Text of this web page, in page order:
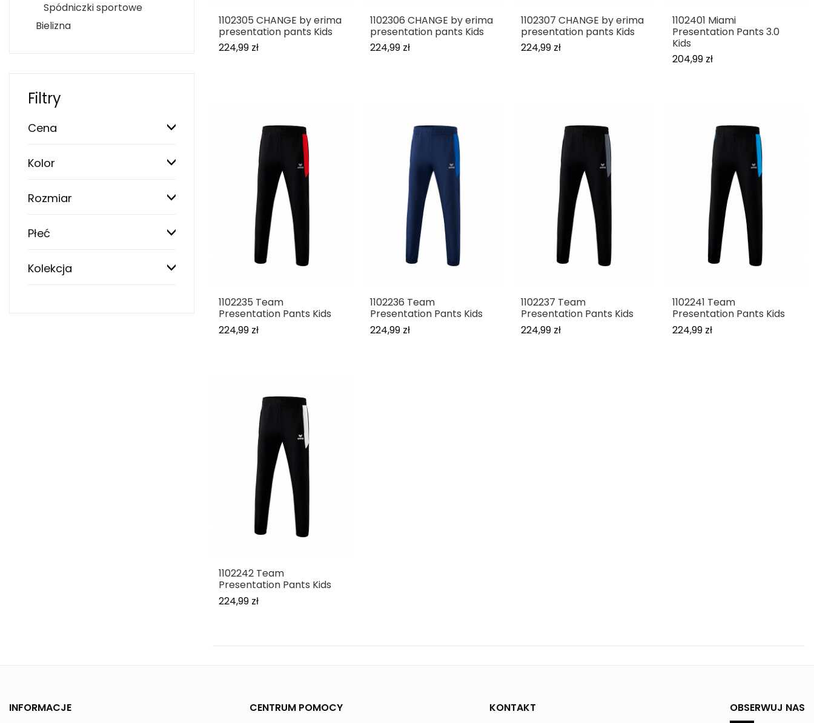
1102305 CHANGE by erima
presentation pants Kids
224,99 zł
1102306 CHANGE by erima
presentation pants Kids
224,99 zł
1102307 CHANGE by erima
presentation pants Kids
224,99 zł
1102401 Miami
Presentation Pants 3.0
Kids
204,99 zł
1102235 Team
Presentation Pants Kids
224,99 zł
1102236 Team
Presentation Pants Kids
224,99 zł
1102237 Team
Presentation Pants Kids
224,99 zł
1102241 Team
Presentation Pants Kids
224,99 zł
1102242 Team
Presentation Pants Kids
224,99 zł
Spódniczki sportowe
Bielizna
Filtry
Cena
Kolor
Rozmiar
Płeć
Kolekcja
INFORMACJE CENTRUM POMOCY KONTAKT OBSERWUJ NAS